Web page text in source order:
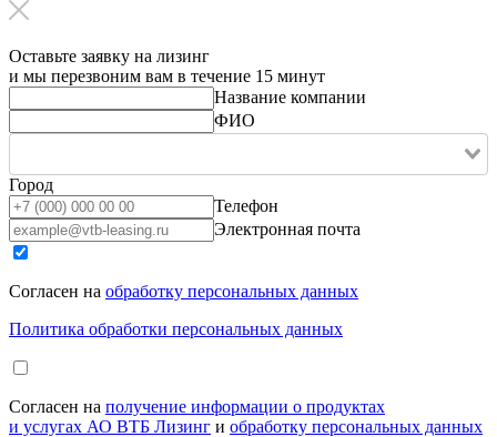
Оставьте заявку на лизинг
и мы перезвоним вам в течение 15 минут
Название компании
ФИО
Город
Телефон
Электронная почта
Согласен на обработку персональных данных
Политика обработки персональных данных
Согласен на получение информации о продуктах
и услугах АО ВТБ Лизинг и обработку персональных данных